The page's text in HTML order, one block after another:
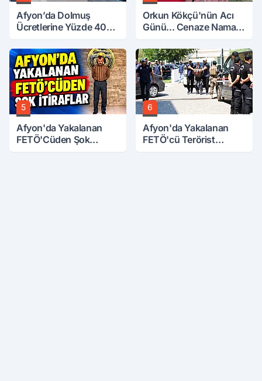
Afyon’da Dolmuş
Ücretlerine Yüzde 40
Orkun Kökçü'nün Acı
Günü... Cenaze Namazı
5
Afyon'da Yakalanan
FETÖ'Cüden Şok
6
Afyon'da Yakalanan
FETÖ'cü Terörist